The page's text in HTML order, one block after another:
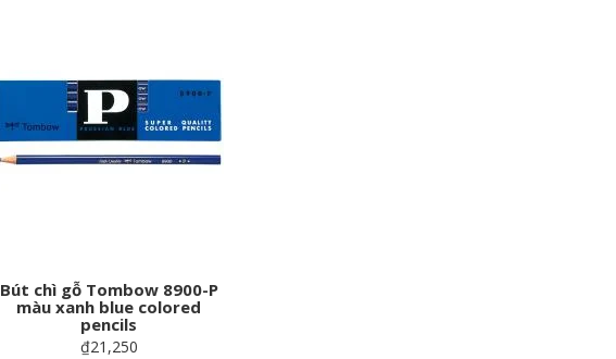
Bút chì gỗ Tombow 8900-P
màu xanh blue colored
pencils
₫21,250